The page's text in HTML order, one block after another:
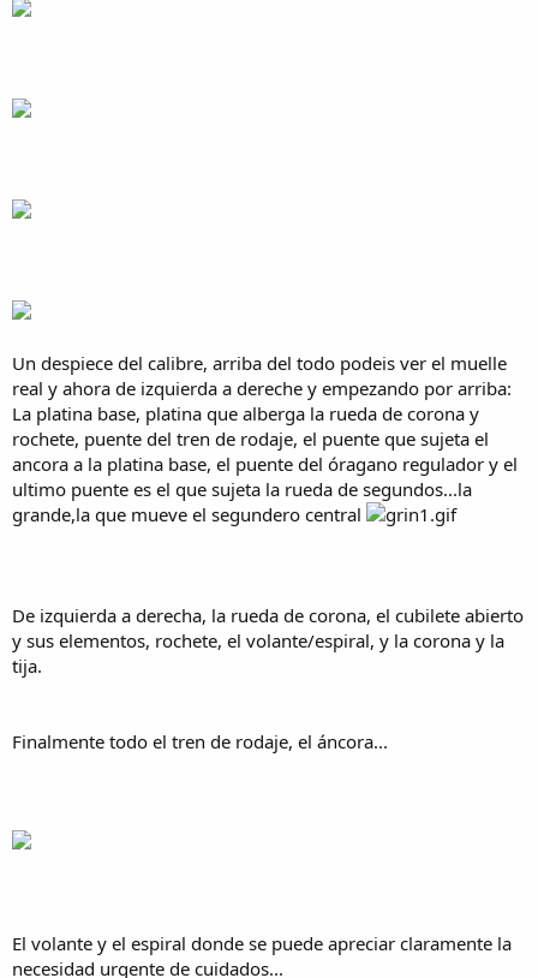
Un despiece del calibre, arriba del todo podeis ver el muelle
real y ahora de izquierda a dereche y empezando por arriba:
La platina base, platina que alberga la rueda de corona y
rochete, puente del tren de rodaje, el puente que sujeta el
ancora a la platina base, el puente del óragano regulador y el
ultimo puente es el que sujeta la rueda de segundos...la
grande,la que mueve el segundero central
De izquierda a derecha, la rueda de corona, el cubilete abierto
y sus elementos, rochete, el volante/espiral, y la corona y la
tija.
Finalmente todo el tren de rodaje, el áncora...
El volante y el espiral donde se puede apreciar claramente la
necesidad urgente de cuidados...​